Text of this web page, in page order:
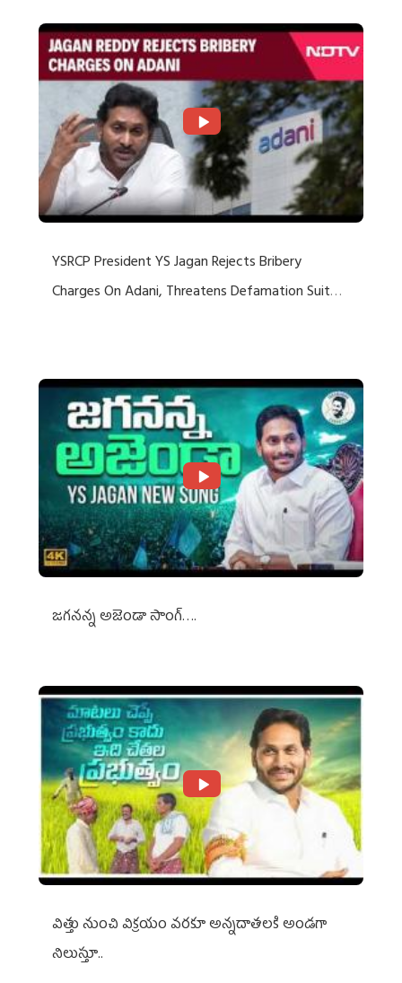
YSRCP President YS Jagan Rejects Bribery
Charges On Adani, Threatens Defamation Suit
జగనన్న అజెండా సాంగ్….
విత్తు నుంచి విక్రయం వరకూ అన్నదాతలకి అండగా
నిలుస్తూ..